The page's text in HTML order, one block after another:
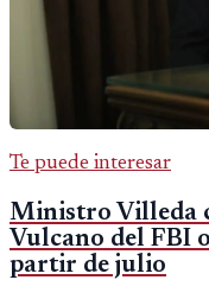
Te puede interesar
Ministro Villeda
Vulcano del FBI
partir de julio